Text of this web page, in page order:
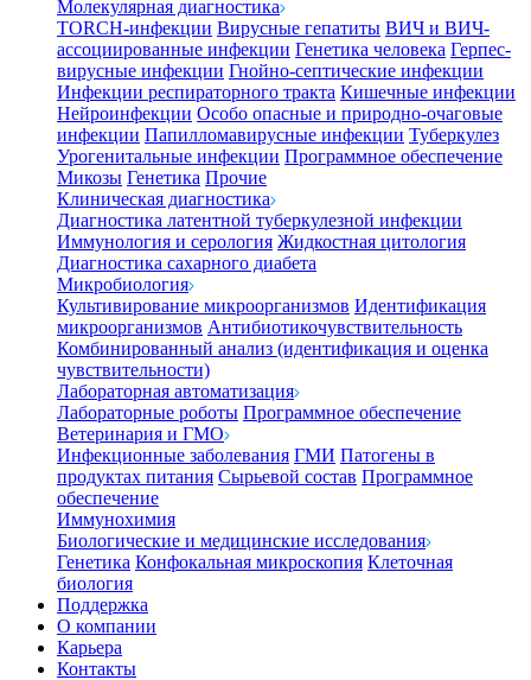
Молекулярная диагностика
TORCH-инфекции Вирусные гепатиты ВИЧ и ВИЧ-
ассоциированные инфекции Генетика человека Герпес-
вирусные инфекции Гнойно-септические инфекции
Инфекции респираторного тракта Кишечные инфекции
Нейроинфекции Особо опасные и природно-очаговые
инфекции Папилломавирусные инфекции Туберкулез
Урогенитальные инфекции Программное обеспечение
Микозы Генетика Прочие
Клиническая диагностика
Диагностика латентной туберкулезной инфекции
Иммунология и серология Жидкостная цитология
Диагностика сахарного диабета
Микробиология
Культивирование микроорганизмов Идентификация
микроорганизмов Антибиотикочувствительность
Комбинированный анализ (идентификация и оценка
чувствительности)
Лабораторная автоматизация
Лабораторные роботы Программное обеспечение
Ветеринария и ГМО
Инфекционные заболевания ГМИ Патогены в
продуктах питания Сырьевой состав Программное
обеспечение
Иммунохимия
Биологические и медицинские исследования
Генетика Конфокальная микроскопия Клеточная
биология
Поддержка
О компании
Карьера
Контакты